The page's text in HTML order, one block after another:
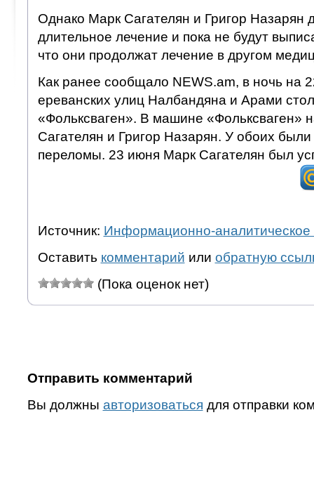
Однако Марк Сагателян и Григор Назарян
длительное лечение и пока не будут
что они продолжат лечение в другом
Как ранее сообщало NEWS.am, в ночь на
ереванских улиц Налбандяна и Арами
«Фольксваген». В машине «Фольксваген»
Сагателян и Григор Назарян. У обоих
переломы. 23 июня Марк Сагателян был
Источник: Информационно-аналитическое
Оставить комментарий или обратную
(Пока оценок нет)
Отправить комментарий
Вы должны авторизоваться для отправки